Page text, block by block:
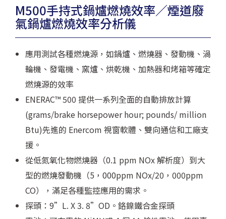
M500手持式鍋爐燃燒效率／煙道廢
氣鍋爐燃燒效率分析儀
應用測試各種燃燒源，如鍋爐、燃燒器、發動機、渦
輪機、發電機、窯爐、烘乾機、加熱器和烤箱等確定
燃燒源的效率
ENERAC™ 500 提供一系列全面的自動排放計算
(grams/brake horsepower hour; pounds/ million
Btu)先進的 Enercom 視窗軟體、雙向通信和工廠支
援。
從低氮氧化物燃燒器（0.1 ppm NOx 解析度）到大
型的燃燒發動機（5，000ppm NOx/20，000ppm
CO），滿足各種監控應用的需求。
探頭：9”L. X 3. 8”OD。鉻鎳鐵合金探頭